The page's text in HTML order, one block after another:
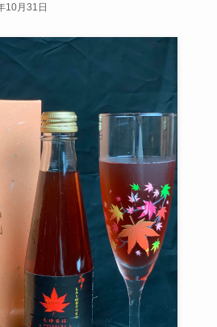
10月31日